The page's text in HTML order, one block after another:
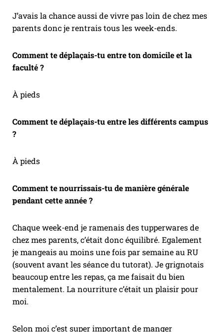
J’avais la chance aussi de vivre pas loin de chez mes
parents donc je rentrais tous les week-ends.
Comment te déplaçais-tu entre ton domicile et la
faculté ?
À pieds
Comment te déplaçais-tu entre les différents campus
?
À pieds
Comment te nourrissais-tu de manière générale
pendant cette année ?
Chaque week-end je ramenais des tupperwares de
chez mes parents, c’était donc équilibré. Egalement
je mangeais au moins une fois par semaine au RU
(souvent avant les séance du tutorat). Je grignotais
beaucoup entre les repas, ça me faisait du bien
mentalement. La nourriture c’était un plaisir pour
moi.
Selon moi c’est super important de manger